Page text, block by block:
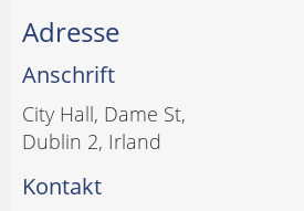
Adresse
Anschrift
City Hall, Dame St,
Dublin 2, Irland
Kontakt